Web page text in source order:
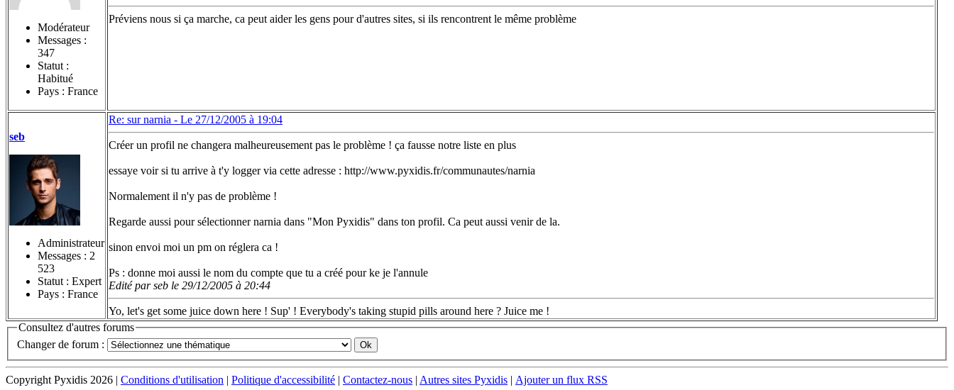
Modérateur
Messages :
347
Statut :
Habitué
Pays : France
Préviens nous si ça marche, ca peut aider les gens pour d'autres sites, si ils rencontrent le même problème
seb
Administrateur
Messages : 2
523
Statut : Expert
Pays : France
Re: sur narnia - Le 27/12/2005 à 19:04
Créer un profil ne changera malheureusement pas le problème ! ça fausse notre liste en plus
essaye voir si tu arrive à t'y logger via cette adresse : http://www.pyxidis.fr/communautes/narnia
Normalement il n'y pas de problème !
Regarde aussi pour sélectionner narnia dans "Mon Pyxidis" dans ton profil. Ca peut aussi venir de la.
sinon envoi moi un pm on réglera ca !
Ps : donne moi aussi le nom du compte que tu a créé pour ke je l'annule
Edité par seb le 29/12/2005 à 20:44
Yo, let's get some juice down here ! Sup' ! Everybody's taking stupid pills around here ? Juice me !
Consultez d'autres forums
Changer de forum :
Copyright Pyxidis 2026 | Conditions d'utilisation | Politique d'accessibilité | Contactez-nous | Autres sites Pyxidis | Ajouter un flux RSS